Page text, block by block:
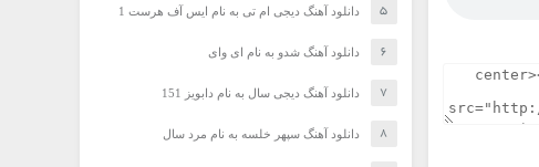
دانلود آهنگ دیجی ام تی به نام ایس آف هرست 1
دانلود آهنگ شدو به نام ای وای
دانلود آهنگ دیجی سال به نام دابویز 151
دانلود آهنگ سپهر خلسه به نام مرد سال